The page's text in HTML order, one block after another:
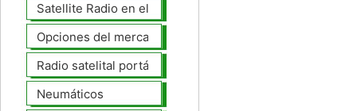
Satellite Radio en el tablero
Opciones del mercado de accesorios del interior
Radio satelital portátil
Neumáticos